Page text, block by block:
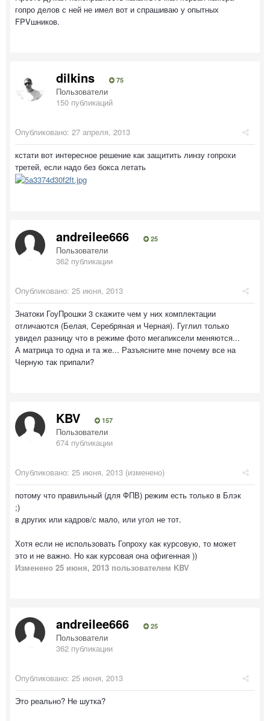
гопро делов с ней не имел вот и спрашиваю у опытных
FPVшников.
dilkins 75
Пользователи
150 публикаций
Опубликовано: 27 апреля, 2013
кстати вот интересное решение как защитить линзу гопрохи
третей, если надо без бокса летать
andreilee666 25
Пользователи
362 публикации
Опубликовано: 25 июня, 2013
Знатоки ГоуПрошки 3 скажите чем у них комплектации
отличаются (Белая, Серебряная и Черная). Гуглил только
увидел разницу что в режиме фото мегапиксели меняются...
А матрица то одна и та же... Разъясните мне почему все на
Черную так припали?
KBV 157
Пользователи
674 публикации
Опубликовано: 25 июня, 2013 (изменено)
потому что правильный (для ФПВ) режим есть только в Блэк
;)
в других или кадров/с мало, или угол не тот.
Хотя если не использовать Гопроху как курсовую, то может
это и не важно. Но как курсовая она офигенная ))
Изменено 25 июня, 2013 пользователем KBV
andreilee666 25
Пользователи
362 публикации
Опубликовано: 25 июня, 2013
Это реально? Не шутка?